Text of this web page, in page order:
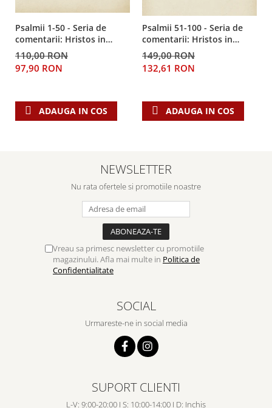
Psalmii 1-50 - Seria de
comentarii: Hristos in
centru
110,00 RON
97,90 RON
ADAUGA IN COS
Psalmii 51-100 - Seria de
comentarii: Hristos in
centru
149,00 RON
132,61 RON
ADAUGA IN COS
NEWSLETTER
Nu rata ofertele si promotiile noastre
Vreau sa primesc newsletter cu promotiile
magazinului. Afla mai multe in Politica de
Confidentialitate
SOCIAL
Urmareste-ne in social media
SUPORT CLIENTI
L-V: 9:00-20:00 I S: 10:00-14:00 I D: Inchis